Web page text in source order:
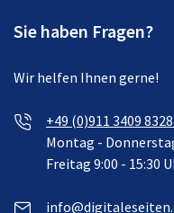
Sie haben Fragen?
Wir helfen Ihnen gerne!
+49 (0)911 3409
Montag -
Freitag 9:00 - 15:30